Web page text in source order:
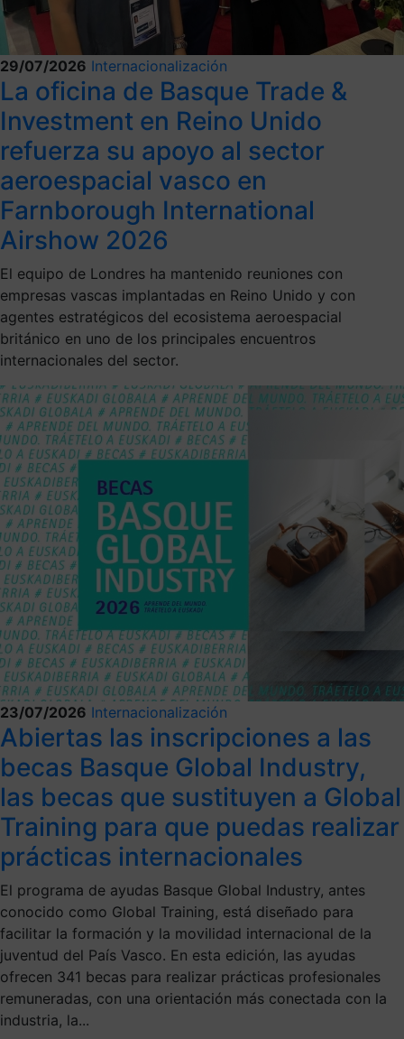
29/07/2026 Internacionalización
La oficina de Basque Trade &
Investment en Reino Unido
refuerza su apoyo al sector
aeroespacial vasco en
Farnborough International
Airshow 2026
El equipo de Londres ha mantenido reuniones con
empresas vascas implantadas en Reino Unido y con
agentes estratégicos del ecosistema aeroespacial
británico en uno de los principales encuentros
internacionales del sector.
23/07/2026 Internacionalización
Abiertas las inscripciones a las
becas Basque Global Industry,
las becas que sustituyen a Global
Training para que puedas realizar
prácticas internacionales
El programa de ayudas Basque Global Industry, antes
conocido como Global Training, está diseñado para
facilitar la formación y la movilidad internacional de la
juventud del País Vasco. En esta edición, las ayudas
ofrecen 341 becas para realizar prácticas profesionales
remuneradas, con una orientación más conectada con la
industria, la...